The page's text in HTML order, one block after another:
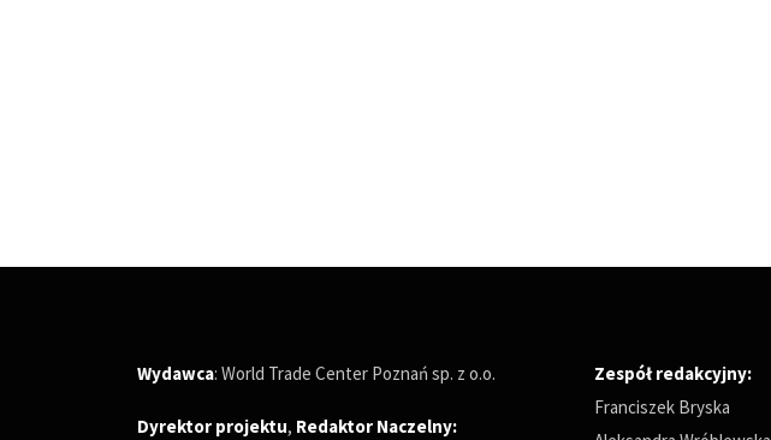
Wydawca: World Trade Center Poznań sp. z o.o.
Dyrektor projektu, Redaktor Naczelny:
Zespół redakcyjny:
Franciszek Bryska